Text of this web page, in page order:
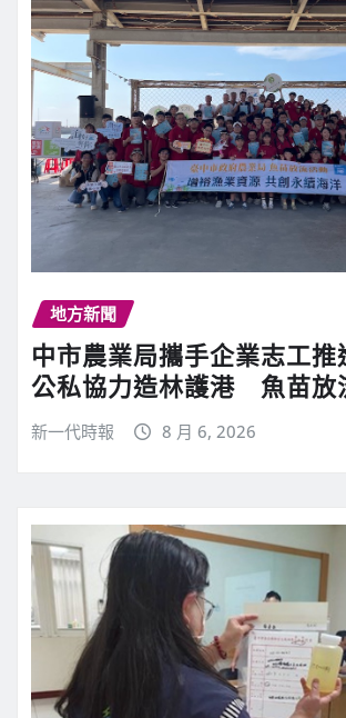
地方新聞
中市農業局攜手企業志工推
公私協力造林護港 魚苗放
新一代時報 8 月 6, 2026